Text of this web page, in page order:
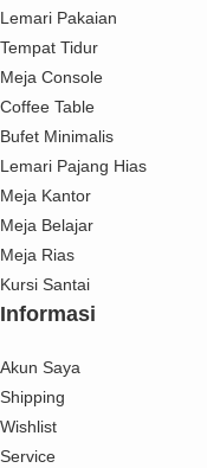
Lemari Pakaian
Tempat Tidur
Meja Console
Coffee Table
Bufet Minimalis
Lemari Pajang Hias
Meja Kantor
Meja Belajar
Meja Rias
Kursi Santai
Informasi
Akun Saya
Shipping
Wishlist
Service